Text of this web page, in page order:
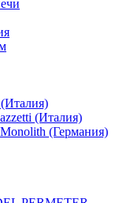
(Италия)
(Германия)